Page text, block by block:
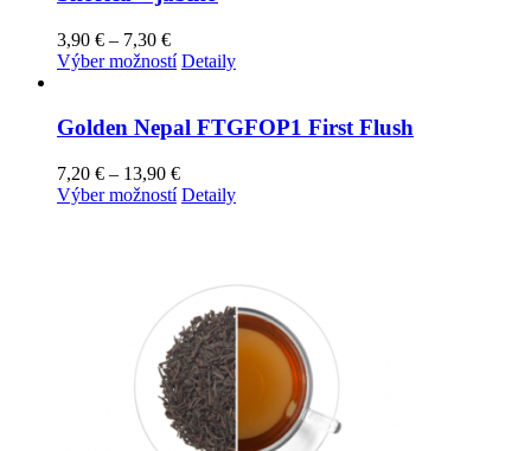
3,90 € – 7,30 €Price
range:
7,30 €
Výber možností Tento
viacero
si
môžete
produktu.
Detaily
Golden Nepal FTGFOP1 First Flush
7,20 € – 13,90 €Price
range:
Výber možností Tento
Možnosti
si
môžete
vybrať
na
stránke
produktu.
Detaily